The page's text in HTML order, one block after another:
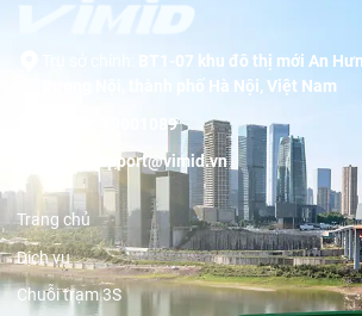
BT1-07 khu đô thị mới An
Dương Nội, thành phố Hà Nội, Việt Nam
19001089
support@vimid.vn
Trang chủ
Dịch vụ
Chuỗi trạm 3S